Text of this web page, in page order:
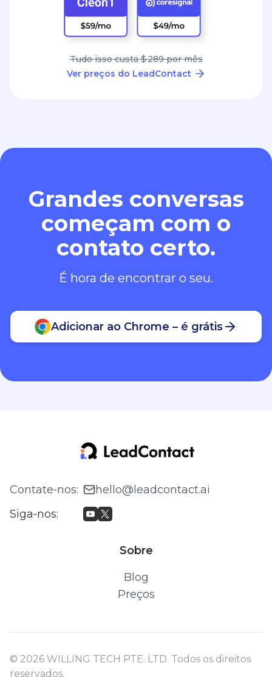
Tudo isso custa $ 289 por mês
Ver preços do LeadContact
Grandes conversas
começam com o
contato certo.
É hora de encontrar o seu.
Adicionar ao Chrome – é grátis
Contate‑nos:
hello@leadcontact.ai
Siga‑nos:
Sobre
Blog
Preços
© 2026 WILLING TECH PTE. LTD. Todos os direitos
reservados.